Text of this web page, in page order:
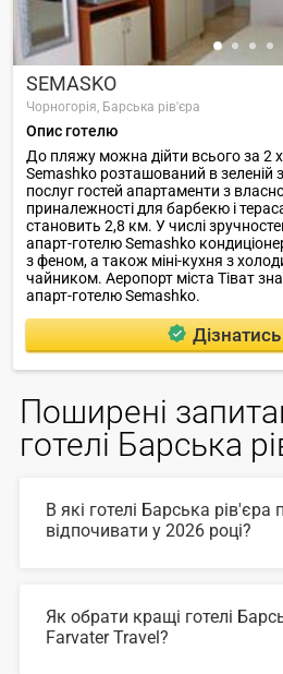
SEMASKO
Чорногорія, Барська рів'єра
Опис готелю
До пляжу можна дійти всього за 2
Semashko розташований в зеленій
послуг гостей апартаменти з
приналежності для барбекю і
становить 2,8 км. У числі
апарт-готелю Semashko
з феном, а також міні-кухня з
чайником. Аеропорт міста Тіват
апарт-готелю Semashko.
Дізнатись
Поширені
готелі Барська
В які готелі Барська рів'єра
відпочивати у 2026 році?
Як обрати кращі готелі
Farvater Travel?